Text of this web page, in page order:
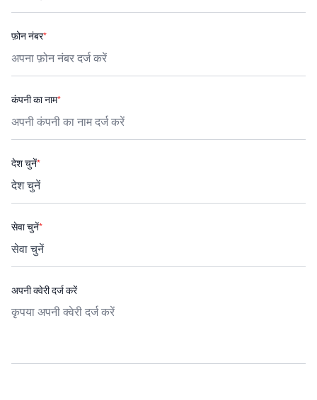
फ़ोन नंबर*
कंपनी का नाम*
देश चुनें*
सेवा चुनें*
अपनी क्वेरी दर्ज करें